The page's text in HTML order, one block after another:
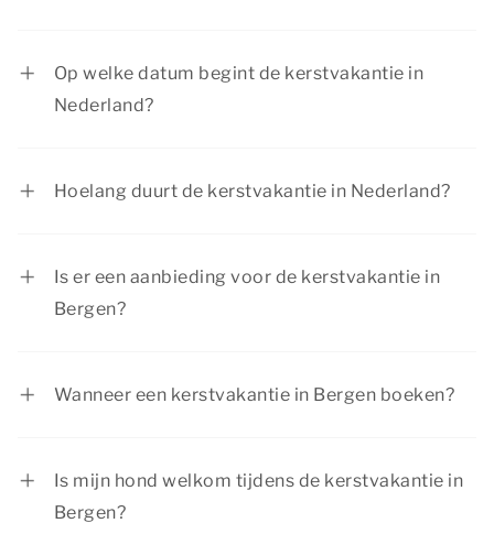
Op welke datum begint de kerstvakantie in
Nederland?
Hoelang duurt de kerstvakantie in Nederland?
Is er een aanbieding voor de kerstvakantie in
Bergen?
Wanneer een kerstvakantie in Bergen boeken?
Is mijn hond welkom tijdens de kerstvakantie in
Bergen?